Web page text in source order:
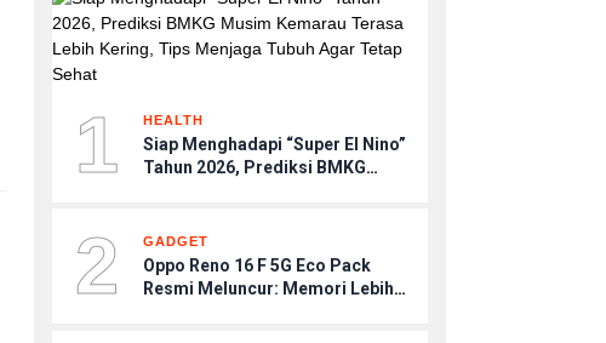
1 HEALTH
Siap Menghadapi “Super El Nino”
Tahun 2026, Prediksi BMKG
Agar Tetap Sehat
2 GADGET
Oppo Reno 16 F 5G Eco Pack
Resmi Meluncur: Memori Lebih